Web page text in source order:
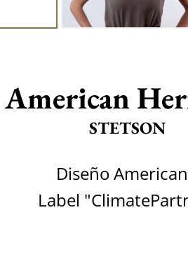
American
STETSON
Diseño
Label